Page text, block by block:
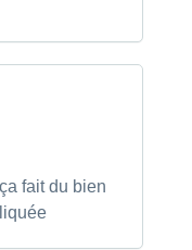
fait du bien